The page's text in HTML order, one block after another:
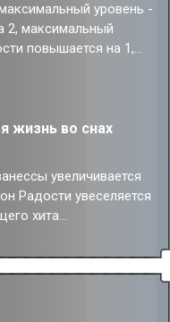
уровень -
2, максимальный
повышается на 1,
жизнь во снах
увеличивается
Радости увеселяется
хита
до 1000
использования
гарантированно
эффект может